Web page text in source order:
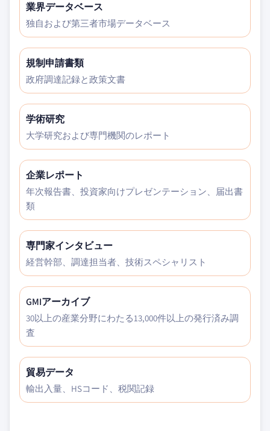
業界データベース
独自および第三者市場データベース
規制申請書類
政府調達記録と政策文書
学術研究
大学研究および専門機関のレポート
企業レポート
年次報告書、投資家向けプレゼンテーション、届出書
類
専門家インタビュー
経営幹部、調達担当者、技術スペシャリスト
GMIアーカイブ
30以上の産業分野にわたる13,000件以上の発行済み調
査
貿易データ
輸出入量、HSコード、税関記録